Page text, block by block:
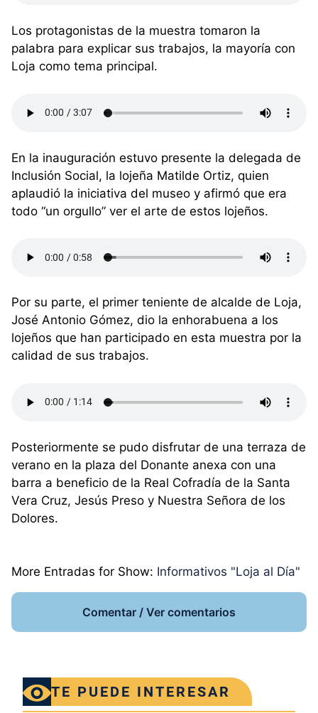
Los protagonistas de la muestra tomaron la
palabra para explicar sus trabajos, la mayoría con
Loja como tema principal.
En la inauguración estuvo presente la delegada de
Inclusión Social, la lojeña Matilde Ortiz, quien
aplaudió la iniciativa del museo y afirmó que era
todo “un orgullo” ver el arte de estos lojeños.
Por su parte, el primer teniente de alcalde de Loja,
José Antonio Gómez, dio la enhorabuena a los
lojeños que han participado en esta muestra por la
calidad de sus trabajos.
Posteriormente se pudo disfrutar de una terraza de
verano en la plaza del Donante anexa con una
barra a beneficio de la Real Cofradía de la Santa
Vera Cruz, Jesús Preso y Nuestra Señora de los
Dolores.
More Entradas for Show: Informativos "Loja al Día"
Comentar / Ver comentarios
TE PUEDE INTERESAR